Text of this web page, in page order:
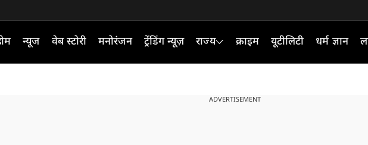
न्यूज वेब स्टोरी मनोरंजन ट्रेंडिंग न्यूज़ राज्य क्राइम यूटीलिटी धर्म ज्ञान
ADVERTISEMENT